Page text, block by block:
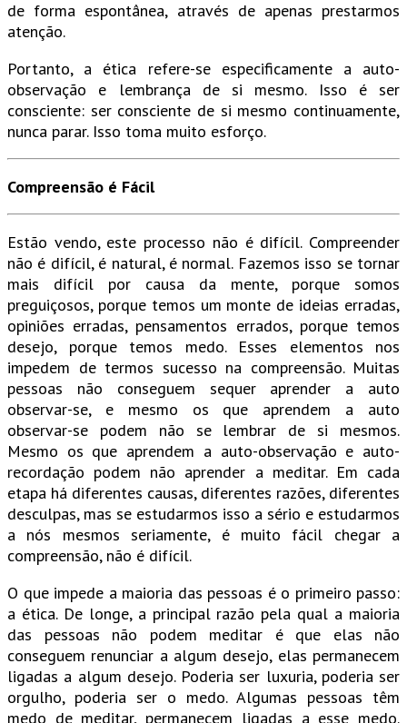
de forma espontânea, através de apenas prestarmos
atenção.
Portanto, a ética refere-se especificamente a auto-
observação e lembrança de si mesmo. Isso é ser
consciente: ser consciente de si mesmo continuamente,
nunca parar. Isso toma muito esforço.
Compreensão é Fácil
Estão vendo, este processo não é difícil. Compreender
não é difícil, é natural, é normal. Fazemos isso se tornar
mais difícil por causa da mente, porque somos
preguiçosos, porque temos um monte de ideias erradas,
opiniões erradas, pensamentos errados, porque temos
desejo, porque temos medo. Esses elementos nos
impedem de termos sucesso na compreensão. Muitas
pessoas não conseguem sequer aprender a auto
observar-se, e mesmo os que aprendem a auto
observar-se podem não se lembrar de si mesmos.
Mesmo os que aprendem a auto-observação e auto-
recordação podem não aprender a meditar. Em cada
etapa há diferentes causas, diferentes razões, diferentes
desculpas, mas se estudarmos isso a sério e estudarmos
a nós mesmos seriamente, é muito fácil chegar a
compreensão, não é difícil.
O que impede a maioria das pessoas é o primeiro passo:
a ética. De longe, a principal razão pela qual a maioria
das pessoas não podem meditar é que elas não
conseguem renunciar a algum desejo, elas permanecem
ligadas a algum desejo. Poderia ser luxuria, poderia ser
orgulho, poderia ser o medo. Algumas pessoas têm
medo de meditar, permanecem ligadas a esse medo.